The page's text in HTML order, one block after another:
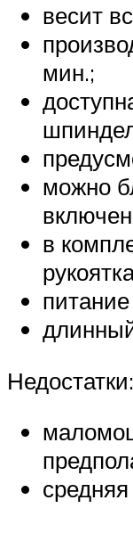
весит
мин.;
можно
в
Недостатки: